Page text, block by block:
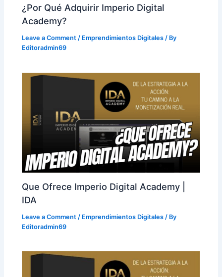
¿Por Qué Adquirir Imperio Digital
Academy?
Leave a Comment / Emprendimientos Digitales / By
Editoradmin69
Que Ofrece Imperio Digital Academy |
IDA
Leave a Comment / Emprendimientos Digitales / By
Editoradmin69